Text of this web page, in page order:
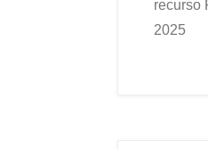
recurso
2025